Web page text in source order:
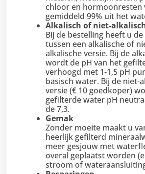
chloor en hormoonresten
gemiddeld 99% uit het
Alkalisch of niet-
Bij de bestelling heeft u
tussen een alkalische of
alkalische versie. Bij de
wordt de pH van het
verhoogd met 1-1,5 pH
basisch water. Bij de niet-
versie (€ 10 goedkoper)
gefilterde water pH
de 7,3.
Gemak
Zonder moeite maakt u
heerlijk gefilterd
meer gesjouw met
overal geplaatst worden
stroom of